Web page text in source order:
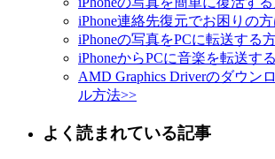
iPhone連絡先復元でお困りの
iPhoneの写真をPCに転送する
iPhoneからPCに音楽を転送す
AMD Graphics Driverのダウン
ル方法>>
よく読まれている記事